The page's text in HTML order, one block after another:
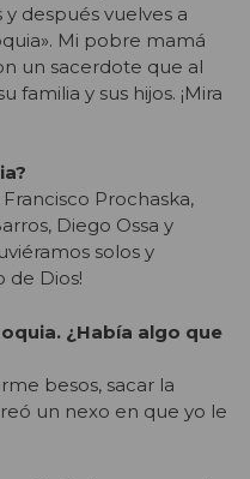
después vuelves a
Mi pobre mamá
un sacerdote que al
familia y sus hijos. ¡Mira
Prochaska,
Diego Ossa y
solos y
de Dios!
¿Había algo que
besos, sacar la
un nexo en que yo le